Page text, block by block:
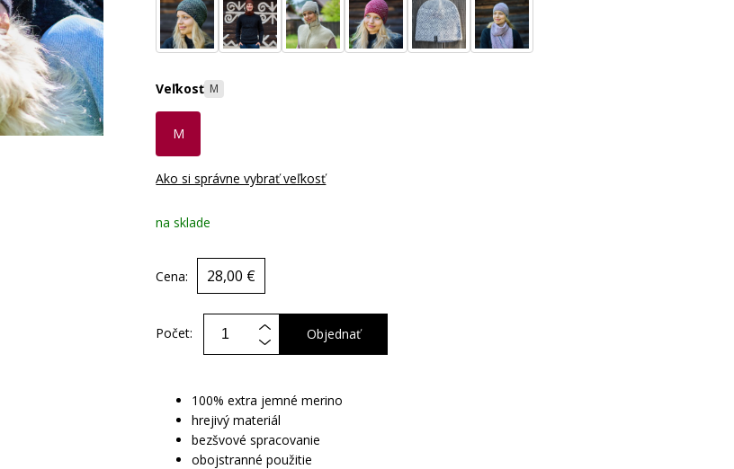
Veľkosť M
M
Ako si správne vybrať veľkosť
na sklade
Cena: 28,00 €
Počet: Objednať
100% extra jemné merino
hrejivý materiál
bezšvové spracovanie
obojstranné použitie